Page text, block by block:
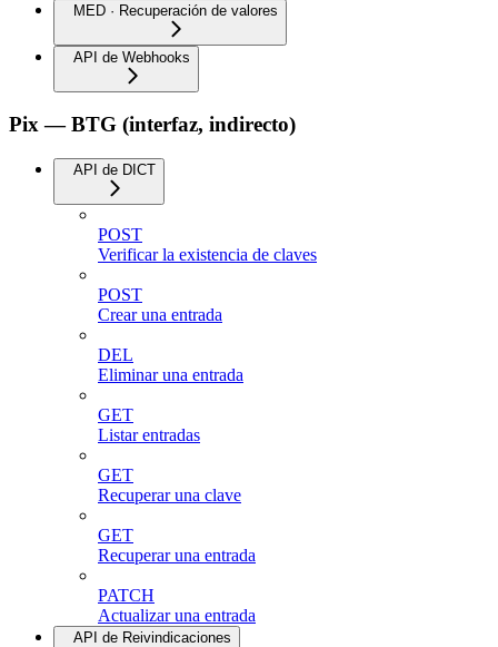
MED · Recuperación de valores
API de Webhooks
Pix — BTG (interfaz, indirecto)
API de DICT
POST
Verificar la existencia de claves
POST
Crear una entrada
DEL
Eliminar una entrada
GET
Listar entradas
GET
Recuperar una clave
GET
Recuperar una entrada
PATCH
Actualizar una entrada
API de Reivindicaciones